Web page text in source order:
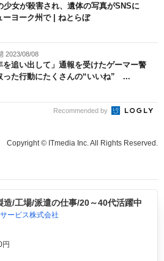
少女が殺害され、遺体の写真がSNSに
ーヨーク州で | ねとらぼ
2023/08/08
を追い出して」通報を受けたゲーマー警
った行動にたくさんの“いいね” ...
Recommended by
Copyright © ITmedia Inc. All Rights Reserved.
/工場/派遣の仕事/20～40代活躍中
ービス株式会社
円